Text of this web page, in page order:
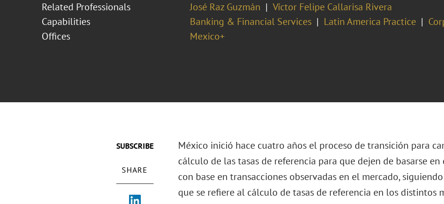
Related Professionals José Raz Guzmán
Víctor Felipe Callarisa Rivera
Capabilities
Banking & Financial Services Latin America Practice
Offices
Mexico+
SUBSCRIBE
SHARE
México inició hace cuatro años el proceso de transición para
cálculo de las tasas de referencia para que dejen de basarse
con base en transacciones observadas en el mercado,
que se refiere al cálculo de tasas de referencia en los distintos